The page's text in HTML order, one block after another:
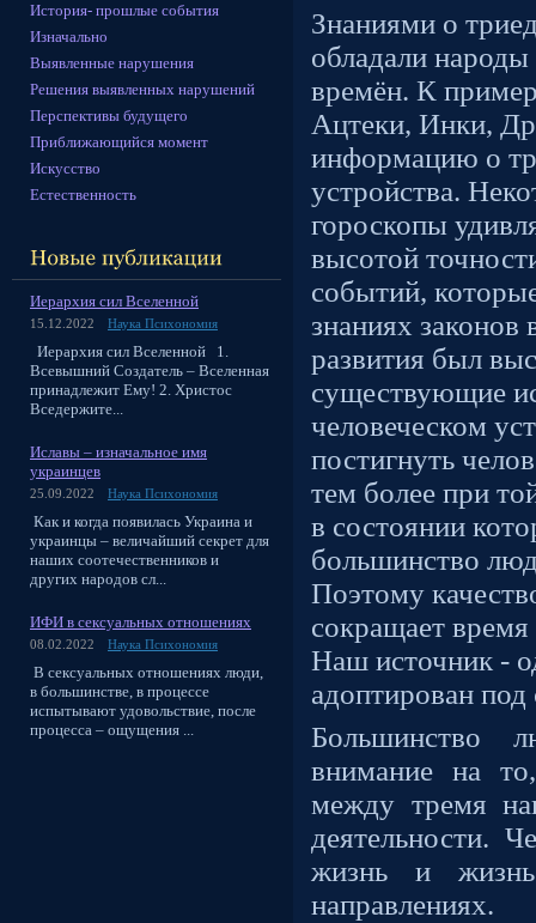
История- прошлые события
Изначально
Выявленные нарушения
Решения выявленных нарушений
Перспективы будущего
Приближающийся момент
Искусство
Естественность
Иерархия сил Вселенной
15.12.2022 Наука Психономия
Иерархия сил Вселенной 1.
Всевышний Создатель – Вселенная
принадлежит Ему! 2. Христос
Вседержите...
Иславы – изначальное имя
украинцев
25.09.2022 Наука Психономия
Как и когда появилась Украина и
украинцы – величайший секрет для
наших соотечественников и
других народов сл...
ИФИ в сексуальных отношениях
08.02.2022 Наука Психономия
В сексуальных отношениях люди,
в большинстве, в процессе
испытывают удовольствие, после
процесса – ощущения ...
Знаниями о
обладали
времён. К
Ацтеки, Инки,
информацию о
устройства.
гороскопы
высотой
событий,
знаниях
развития был
существующие
человеческом
постигнуть
тем более при
в состоянии
большинство
Поэтому
сокращает
Наш источник -
адоптирован под
Большинство
внимание на
между тремя
деятельности.
жизнь и
направлениях.